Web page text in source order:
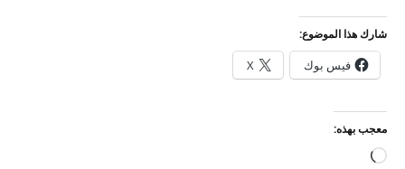
شارك هذا الموضوع:
فيس بوك X
معجب بهذه:
جاري